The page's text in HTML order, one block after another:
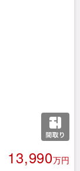
13,990万円